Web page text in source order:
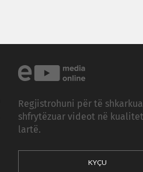
Regjistrohuni për të
shfrytëzuar videot në
lartë.
KYÇU